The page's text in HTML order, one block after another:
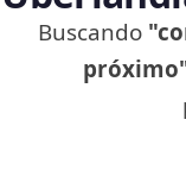
Buscando